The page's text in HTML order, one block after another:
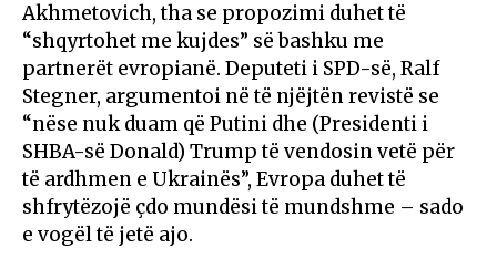
Akhmetovich, tha se propozimi duhet të
“shqyrtohet me kujdes” së bashku me
partnerët evropianë. Deputeti i SPD-së, Ralf
Stegner, argumentoi në të njëjtën revistë se
“nëse nuk duam që Putini dhe (Presidenti i
SHBA-së Donald) Trump të vendosin vetë për
të ardhmen e Ukrainës”, Evropa duhet të
shfrytëzojë çdo mundësi të mundshme – sado
e vogël të jetë ajo.